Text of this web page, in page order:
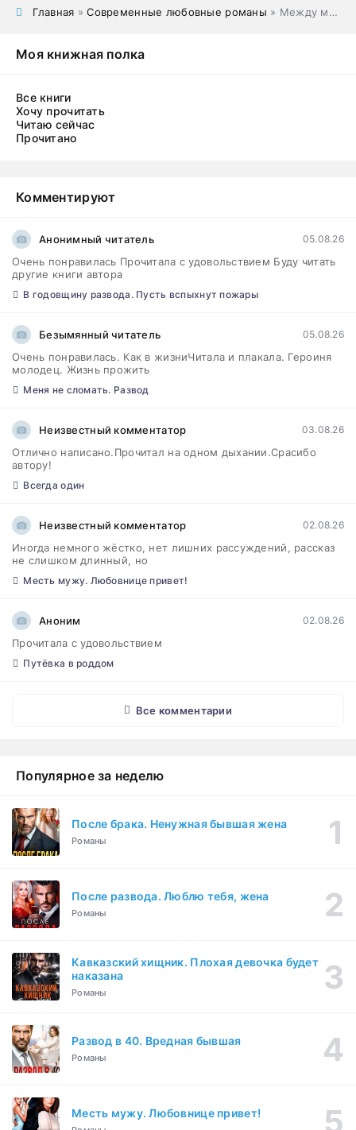
Главная »Современные любовные романы » Между мной и тобой. Измена
Моя книжная полка
Все книги
Хочу прочитать
Читаю сейчас
Прочитано
Комментируют
Анонимный читатель 05.08.26
Очень понравилась Прочитала с удовольствием Буду читать
другие книги автора
В годовщину развода. Пусть вспыхнут пожары
Безымянный читатель 05.08.26
Очень понравилась. Как в жизниЧитала и плакала. Героиня
молодец. Жизнь прожить
Меня не сломать. Развод
Неизвестный комментатор 03.08.26
Отлично написано.Прочитал на одном дыхании.Срасибо
автору!
Всегда один
Неизвестный комментатор 02.08.26
Иногда немного жёстко, нет лишних рассуждений, рассказ
не слишком длинный, но
Месть мужу. Любовнице привет!
Аноним 02.08.26
Прочитала с удовольствием
Путёвка в роддом
Все комментарии
Популярное за неделю
После брака. Ненужная бывшая жена
Романы
После развода. Люблю тебя, жена
Романы
Кавказский хищник. Плохая девочка будет
наказана
Романы
Развод в 40. Вредная бывшая
Романы
Месть мужу. Любовнице привет!